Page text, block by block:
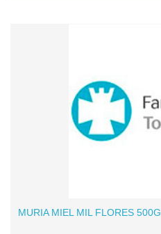
MURIA MIEL MIL FLORES 500G